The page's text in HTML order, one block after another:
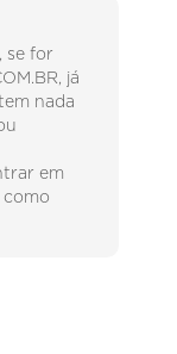
se for
já
nada
em